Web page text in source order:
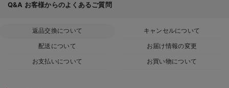
Q&A お客様からのよくあるご質問
返品交換について
キャンセルについて
配送について
お届け情報の変更
お支払いについて
お買い物について